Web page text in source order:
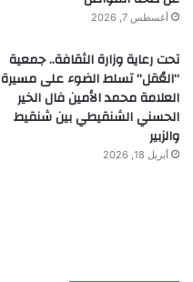
أغسطس 7, 2026
تحت رعاية وزارة الثقافة.. جمعية
“العُقل” تسلط الضوء على مسيرة
العلامة محمد الأمين فال الخير
الحسني الشنقيطي بين شنقيط
والزبير
أبريل 18, 2026